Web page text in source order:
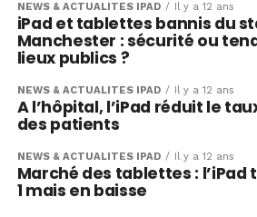
NEWS & ACTUALITÉS IPAD Il y a 12 ans
iPad et tablettes bannis du
Manchester : sécurité ou
lieux publics ?
NEWS & ACTUALITÉS IPAD Il y a 12 ans
A l’hôpital, l’iPad réduit le
des patients
NEWS & ACTUALITÉS IPAD Il y a 12 ans
Marché des tablettes :
1 mais en baisse